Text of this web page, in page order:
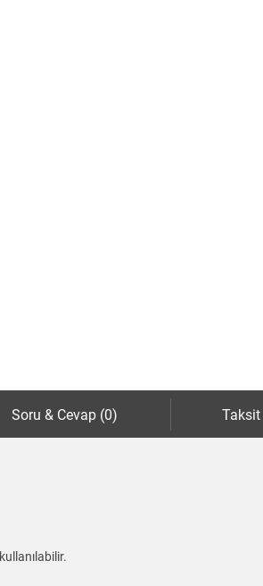
Soru & Cevap (0) Taksit